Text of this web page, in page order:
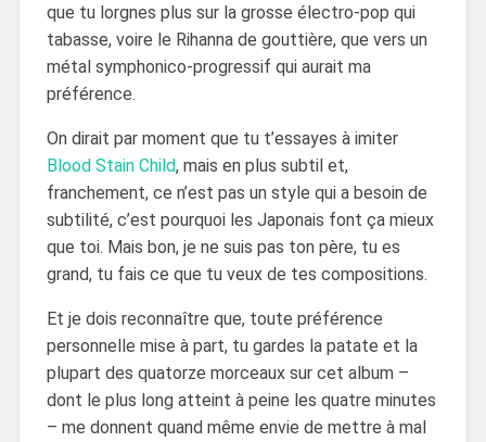
que tu lorgnes plus sur la grosse électro-pop qui
tabasse, voire le Rihanna de gouttière, que vers un
métal symphonico-progressif qui aurait ma
préférence.
On dirait par moment que tu t’essayes à imiter
Blood Stain Child, mais en plus subtil et,
franchement, ce n’est pas un style qui a besoin de
subtilité, c’est pourquoi les Japonais font ça mieux
que toi. Mais bon, je ne suis pas ton père, tu es
grand, tu fais ce que tu veux de tes compositions.
Et je dois reconnaître que, toute préférence
personnelle mise à part, tu gardes la patate et la
plupart des quatorze morceaux sur cet album –
dont le plus long atteint à peine les quatre minutes
– me donnent quand même envie de mettre à mal